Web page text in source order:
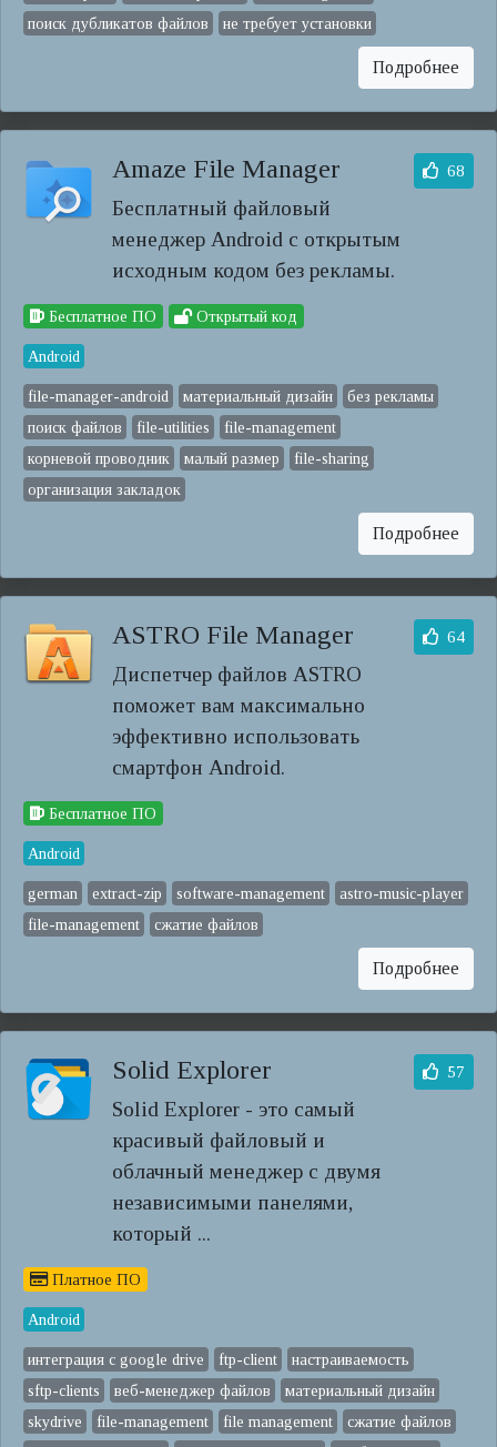
поиск дубликатов файлов
не требует установки
Подробнее
Amaze File Manager
Бесплатный файловый
менеджер Android с открытым
исходным кодом без рекламы.
68
Бесплатное ПО Открытый код
Android
file-manager-android материальный дизайн
без рекламы
поиск файлов
file-utilities
file-management
корневой проводник
малый размер
file-sharing
организация закладок
Подробнее
ASTRO File Manager
Диспетчер файлов ASTRO
поможет вам максимально
эффективно использовать
смартфон Android.
64
Бесплатное ПО
Android
german extract-zip software-management
astro-music-player
file-management
сжатие файлов
Подробнее
Solid Explorer
Solid Explorer - это самый
красивый файловый и
облачный менеджер с двумя
независимыми панелями,
который ...
57
Платное ПО
Android
интеграция с google drive ftp-client
настраиваемость
sftp-clients
веб-менеджер файлов
материальный дизайн
skydrive
file-management file management
сжатие файлов